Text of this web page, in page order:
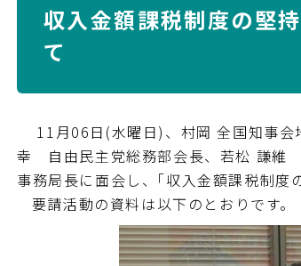
収入金額課税制度の堅
て
11月06日(水曜日)、村岡 全国知事会
幸 自由民主党総務部会長、若松 謙維
事務局長に面会し、｢収入金額課税制度
要請活動の資料は以下のとおりです。